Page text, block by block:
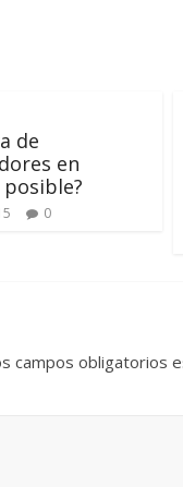
de
en
posible?
0
campos obligatorios